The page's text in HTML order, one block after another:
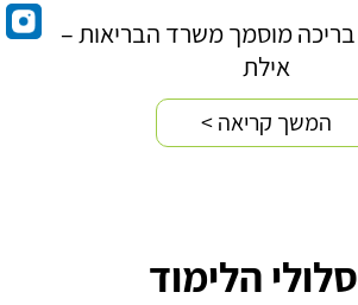
מוסמך משרד הבריאות –
אילת
המשך קריאה >
הלימוד